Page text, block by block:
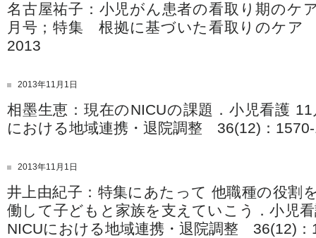
名古屋祐子：小児がん患者の看取り期のケ
月号；特集 根拠に基づいた看取りのケア
2013
2013年11月1日
相墨生恵：現在のNICUの課題．小児看護
における地域連携・退院調整 36(12)：
2013年11月1日
井上由紀子：特集にあたって 他職種の役割
働して子どもと家族を支えていこう．小児
NICUにおける地域連携・退院調整 36(12)：